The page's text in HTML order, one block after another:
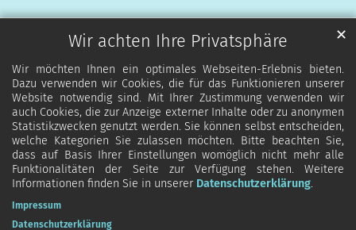
Wir achten Ihre Privatsphäre
Wir möchten Ihnen ein optimales Webseiten-Erlebnis bieten.
Dazu verwenden wir Cookies, die für das Funktionieren unserer
Website notwendig sind. Mit Ihrer Zustimmung verwenden wir
auch Cookies, die zur Anzeige externer Inhalte oder zu anonymen
Statistikzwecken genutzt werden. Sie können selbst entscheiden,
welche Kategorien Sie zulassen möchten. Bitte beachten Sie,
dass auf Basis Ihrer Einstellungen womöglich nicht mehr alle
Funktionalitäten der Seite zur Verfügung stehen. Weitere
Informationen finden Sie in unserer Datenschutzerklärung.
✕
Impressum
Datenschutzerklärung